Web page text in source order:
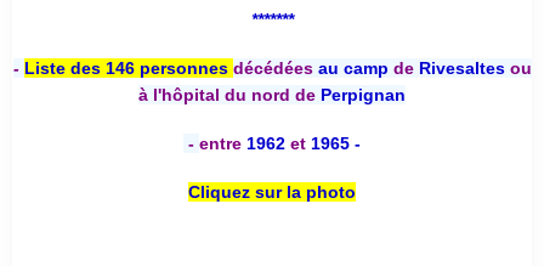
*******
- Liste des 146 personnes décédées au camp deRivesaltesou
à l'hôpital du nord de Perpignan
- entre 1962 et 1965 -
Cliquez sur la photo